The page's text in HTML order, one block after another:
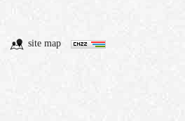
site map